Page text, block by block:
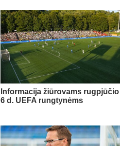
Informacija žiūrovams rugpjūčio
6 d. UEFA rungtynėms